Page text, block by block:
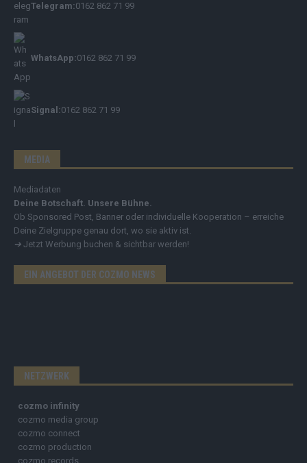
Telegram:0162 862 71 99
WhatsApp:0162 862 71 99
Signal:0162 862 71 99
MEDIA
Mediadaten
Deine Botschaft. Unsere Bühne.
Ob Sponsored Post, Banner oder individuelle Kooperation – erreiche
Deine Zielgruppe genau dort, wo sie aktiv ist.
➔ Jetzt Werbung buchen & sichtbar werden!
EIN ANGEBOT DER COZMO NEWS
NETZWERK
cozmo infinity
cozmo media group
cozmo connect
cozmo production
cozmo records